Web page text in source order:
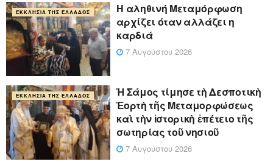
ΕΚΚΛΗΣΊΑ ΤΗΣ ΕΛΛΆΔΟΣ
Η αληθινή Μεταμόρφωση
αρχίζει όταν αλλάζει η
καρδιά
7 Αυγούστου 2026
ΕΚΚΛΗΣΊΑ ΤΗΣ ΕΛΛΆΔΟΣ
Ἡ Σάμος τίμησε τὴ Δεσποτικὴ
Ἑορτὴ τῆς Μεταμορφώσεως
καὶ τὴν ἱστορικὴ ἐπέτειο τῆς
σωτηρίας τοῦ νησιοῦ
7 Αυγούστου 2026